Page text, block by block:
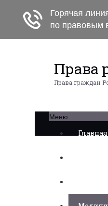
Права
Права граждан
Меню
Главная